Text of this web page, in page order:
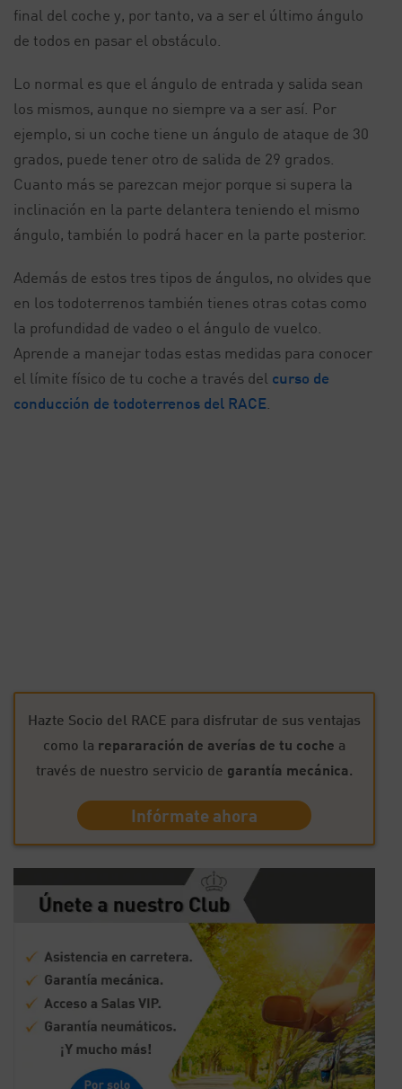
final del coche y, por tanto, va a ser el último ángulo
de todos en pasar el obstáculo.
Lo normal es que el ángulo de entrada y salida sean
los mismos, aunque no siempre va a ser así. Por
ejemplo, si un coche tiene un ángulo de ataque de 30
grados, puede tener otro de salida de 29 grados.
Cuanto más se parezcan mejor porque si supera la
inclinación en la parte delantera teniendo el mismo
ángulo, también lo podrá hacer en la parte posterior.
Además de estos tres tipos de ángulos, no olvides que
en los todoterrenos también tienes otras cotas como
la profundidad de vadeo o el ángulo de vuelco.
Aprende a manejar todas estas medidas para conocer
el límite físico de tu coche a través del curso de
conducción de todoterrenos del RACE
Hazte Socio del RACE para disfrutar de sus ventajas
como la repararación de averías de tu coche a
través de nuestro servicio de garantía mecánica
Infórmate ahora